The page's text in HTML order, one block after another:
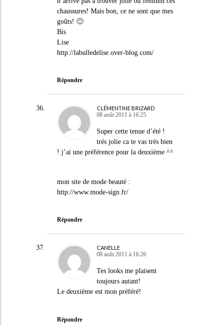
chaussures! Mais bon, ce ne sont que mes
goûts! 🙂
Bis
Lise
http://labulledelise.over-blog.com/
Répondre
CLÉMENTINE BRIZARD
08 août 2011 à 16:25
Super cette tenue d’été !
trés jolie ca te vas très bien
! j’ai une préférence pour la deuxième ^^
mon site de mode beauté :
http://www.mode-sign.fr/
Répondre
CANELLE
08 août 2011 à 16:26
Tes looks me plaisent
toujours autant!
Le deuxième est mon préféré!
Répondre